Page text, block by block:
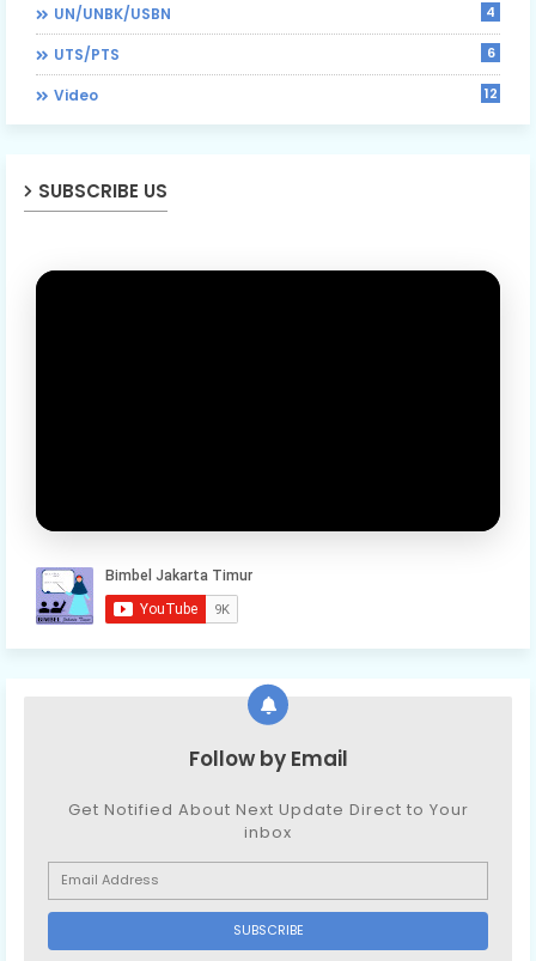
UN/UNBK/USBN 4
UTS/PTS 6
Video 12
SUBSCRIBE US
Follow by Email
Get Notified About Next Update Direct to Your
inbox